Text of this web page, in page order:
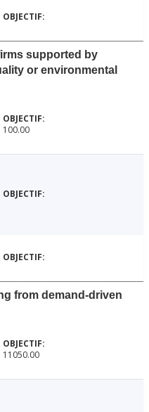
supported by
or environmental
100.00
from demand-driven
11050.00